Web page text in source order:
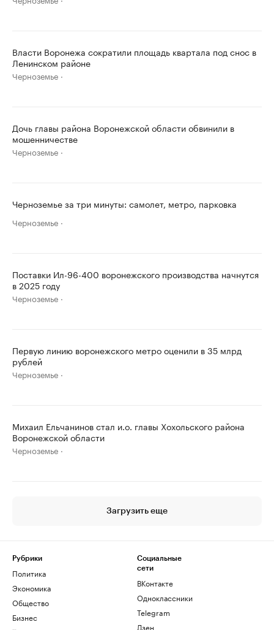
Власти Воронежа сократили площадь квартала под снос в
Ленинском районе
Черноземье
Дочь главы района Воронежской области обвинили в
мошенничестве
Черноземье
Черноземье за три минуты: самолет, метро, парковка
Черноземье
Поставки Ил-96-400 воронежского производства начнутся
в 2025 году
Черноземье
Первую линию воронежского метро оценили в 35 млрд
рублей
Черноземье
Михаил Ельчанинов стал и.о. главы Хохольского района
Воронежской области
Черноземье
Загрузить еще
Рубрики
Политика
Экономика
Общество
Бизнес
Социальные
сети
ВКонтакте
Одноклассники
Telegram
Дзен